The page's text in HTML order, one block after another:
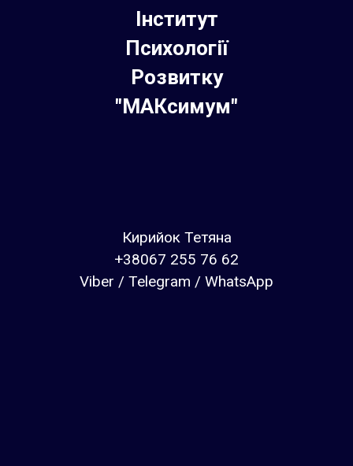
Інститут
Психології
Розвитку
"МАКсимум"
Кирийок Тетяна
+38067 255 76 62
Viber / Telegram / WhatsApp